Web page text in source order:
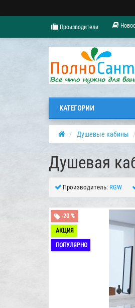
Производители
КАТЕГОРИИ
Душевые кабины
Душевая
Производитель: RGW
-20 %
АКЦИЯ
ПОПУЛЯРНО